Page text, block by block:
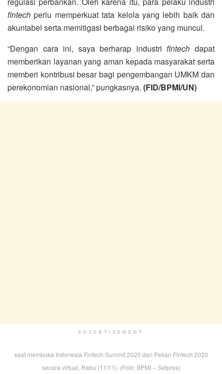
fintech perlu memperkuat tata kelola yang lebih baik dan
akuntabel serta memitigasi berbagai risiko yang muncul.
“Dengan cara ini, saya berharap industrifintech dapat
memberikan layanan yang aman kepada masyarakat serta
memberi kontribusi besar bagi pengembangan UMKM dan
perekonomian nasional,” pungkasnya. (FID/BPMI/UN)
ADVERTISEMENT
saat membuka Indonesia Fintech Summit 2020 dan Pekan Fintech 2020
secara virtual, Rabu (11/11). (Foto: BPMI – Setpres)